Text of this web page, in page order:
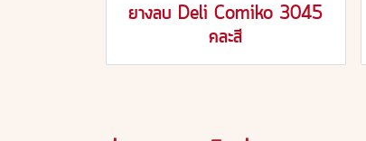
ยางลบ Deli Comiko 3045
คละสี